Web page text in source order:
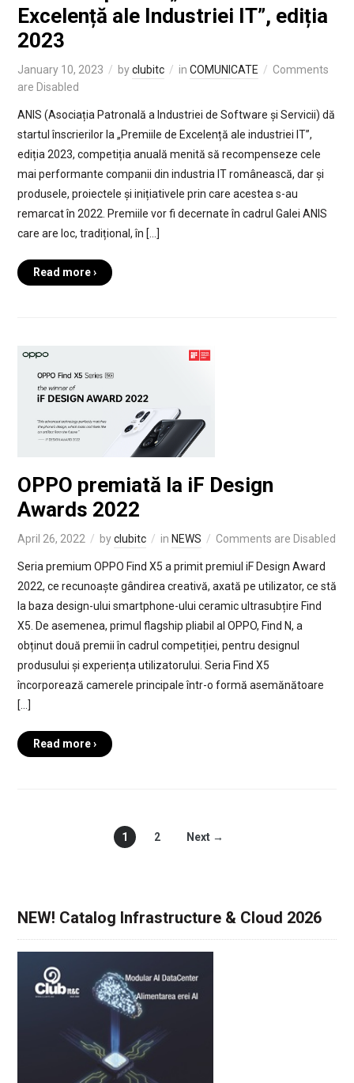
Excelență ale Industriei IT”, ediția
2023
January 10, 2023 byclubitc in COMUNICATE
Comments
are Disabled
ANIS (Asociația Patronală a Industriei de Software și Servicii) dă
startul înscrierilor la „Premiile de Excelență ale industriei IT”,
ediția 2023, competiția anuală menită să recompenseze cele
mai performante companii din industria IT românească, dar și
produsele, proiectele și inițiativele prin care acestea s-au
remarcat în 2022. Premiile vor fi decernate în cadrul Galei ANIS
care are loc, tradițional, în […]
Read more ›
OPPO premiată la iF Design
Awards 2022
April 26, 2022 byclubitc in NEWS Comments are Disabled
Seria premium OPPO Find X5 a primit premiul iF Design Award
2022, ce recunoaște gândirea creativă, axată pe utilizator, ce stă
la baza design-ului smartphone-ului ceramic ultrasubțire Find
X5. De asemenea, primul flagship pliabil al OPPO, Find N, a
obținut două premii în cadrul competiției, pentru designul
produsului și experiența utilizatorului. Seria Find X5
încorporează camerele principale într-o formă asemănătoare
[…]
Read more ›
1 2 Next →
NEW! Catalog Infrastructure & Cloud 2026